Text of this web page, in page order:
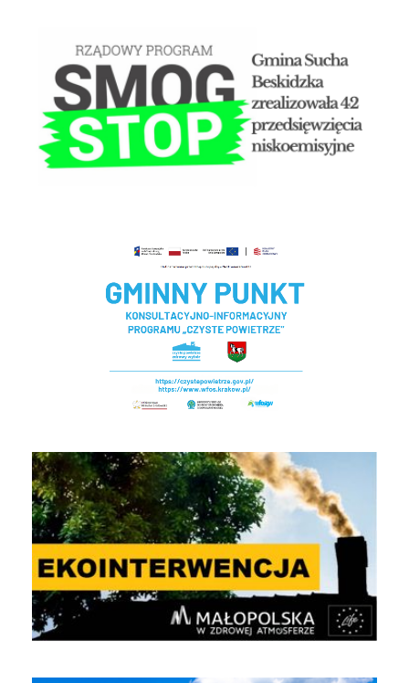
EKOINTERWENCJA